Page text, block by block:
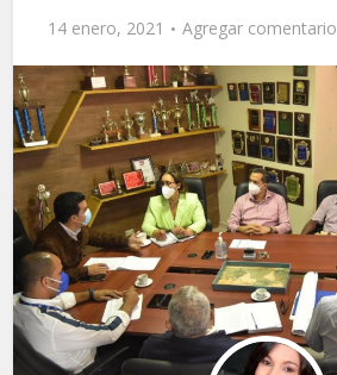
14 enero, 2021 Agregar comentario